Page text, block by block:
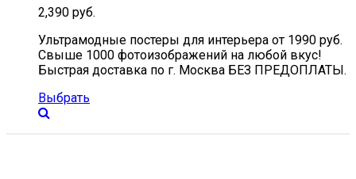
2,390 руб.
Ультрамодные постеры для интерьера от 1990 руб.
Свыше 1000 фотоизображений на любой вкус!
Быстрая доставка по г. Москва БЕЗ ПРЕДОПЛАТЫ.
Выбрать